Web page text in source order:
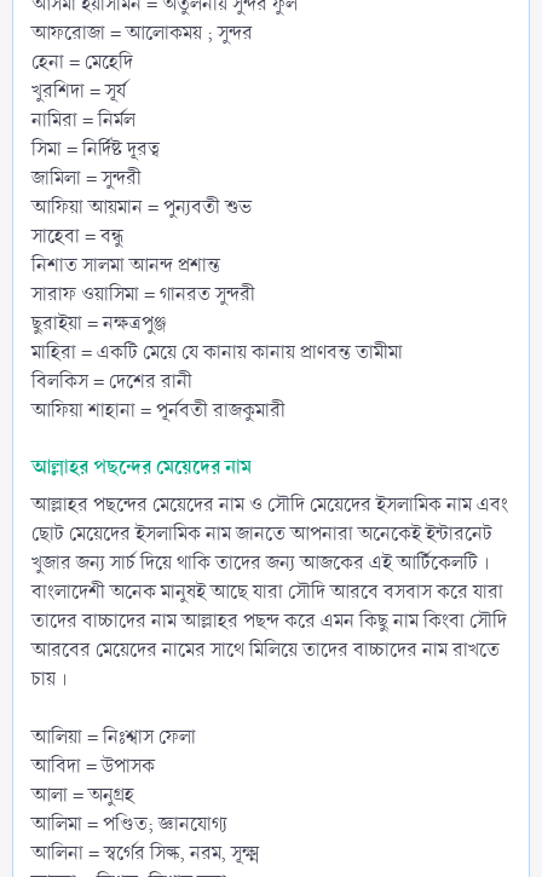
আফরোজা = আলোকময় ; সুন্দর
হেনা = মেহেদি
খুরশিদা = সূর্য
নামিরা = নির্মল
সিমা = নির্দিষ্ট দূরত্ব
জামিলা = সুন্দরী
আফিয়া আয়মান = পুন্যবতী শুভ
সাহেবা = বন্ধু
নিশাত সালমা আনন্দ প্রশান্ত
সারাফ ওয়াসিমা = গানরত সুন্দরী
ছুরাইয়া = নক্ষত্রপুঞ্জ
মাহিরা = একটি মেয়ে যে কানায় কানায় প্রাণবন্ত তামীমা
বিলকিস = দেশের রানী
আফিয়া শাহানা = পূর্নবতী রাজকুমারী
আল্লাহর পছন্দের মেয়েদের নাম
আল্লাহর পছন্দের মেয়েদের নাম ও সৌদি মেয়েদের ইসলামিক নাম এবং
ছোট মেয়েদের ইসলামিক নাম জানতে আপনারা অনেকেই ইন্টারনেট
খুজার জন্য সার্চ দিয়ে থাকি তাদের জন্য আজকের এই আর্টিকেলটি ।
বাংলাদেশী অনেক মানুষই আছে যারা সৌদি আরবে বসবাস করে যারা
তাদের বাচ্চাদের নাম আল্লাহর পছন্দ করে এমন কিছু নাম কিংবা সৌদি
আরবের মেয়েদের নামের সাথে মিলিয়ে তাদের বাচ্চাদের নাম রাখতে
চায় ।
আলিয়া = নিঃশ্বাস ফেলা
আবিদা = উপাসক
আলা = অনুগ্রহ
আলিমা = পণ্ডিত; জ্ঞানযোগ্য
আলিনা = স্বর্গের সিল্ক, নরম, সূক্ষ্ম